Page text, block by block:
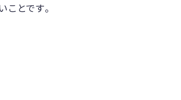
ことです。